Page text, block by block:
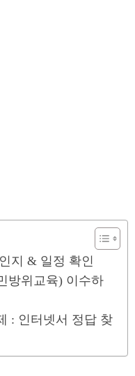
지 & 일정 확인
방위교육) 이수하
: 인터넷서 정답 찾